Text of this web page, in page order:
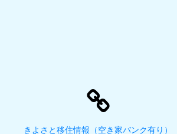
きよさと移住情報（空き家バンク有り）